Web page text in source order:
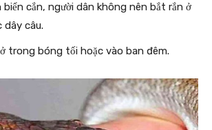
cắn, người dân không nên bắt rắn ở
dây câu.
trong bóng tối hoặc vào ban đêm.